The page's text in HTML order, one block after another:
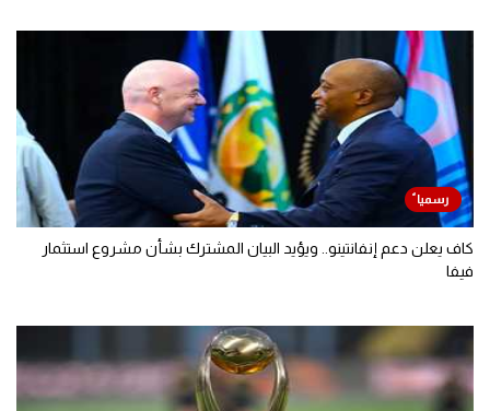
كاف يعلن دعم إنفانتينو.. ويؤيد البيان المشترك بشأن مشروع استثمار
فيفا